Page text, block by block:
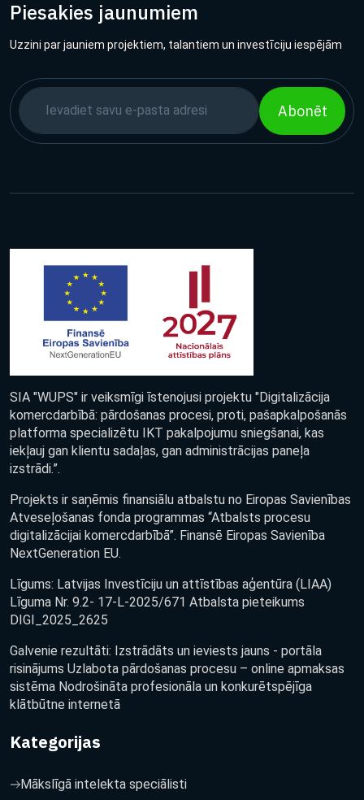
Piesakies jaunumiem
Uzzini par jauniem projektiem, talantiem un investīciju iespējām
Abonēt
SIA "WUPS" ir veiksmīgi īstenojusi projektu "Digitalizācija
komercdarbībā: pārdošanas procesi, proti, pašapkalpošanās
platforma specializētu IKT pakalpojumu sniegšanai, kas
iekļauj gan klientu sadaļas, gan administrācijas paneļa
izstrādi.”.
Projekts ir saņēmis finansiālu atbalstu no Eiropas Savienības
Atveseļošanas fonda programmas “Atbalsts procesu
digitalizācijai komercdarbībā”. Finansē Eiropas Savienība
NextGeneration EU.
Līgums: Latvijas Investīciju un attīstības aģentūra (LIAA)
Līguma Nr. 9.2- 17-L-2025/671 Atbalsta pieteikums
DIGI_2025_2625
Galvenie rezultāti: Izstrādāts un ieviests jauns - portāla
risinājums Uzlabota pārdošanas procesu – online apmaksas
sistēma Nodrošināta profesionāla un konkurētspējīga
klātbūtne internetā
Kategorijas
Mākslīgā intelekta speciālisti